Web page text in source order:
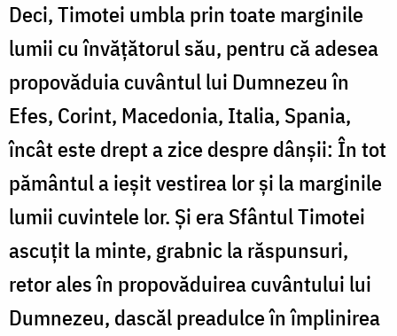
Deci, Timotei umbla prin toate marginile
lumii cu învățătorul său, pentru că adesea
propovăduia cuvântul lui Dumnezeu în
Efes, Corint, Macedonia, Italia, Spania,
încât este drept a zice despre dânșii: În tot
pământul a ieșit vestirea lor și la marginile
lumii cuvintele lor. Și era Sfântul Timotei
ascuțit la minte, grabnic la răspunsuri,
retor ales în propovăduirea cuvântului lui
Dumnezeu, dascăl preadulce în împlinirea